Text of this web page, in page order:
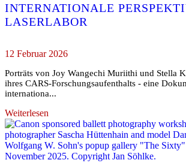
INTERNATIONALE
LASERLABOR
12 Februar 2026
Porträts von Joy Wangechi Muriithi und Stella
ihres CARS-Forschungsaufenthalts - eine
internationa...
Weiterlesen